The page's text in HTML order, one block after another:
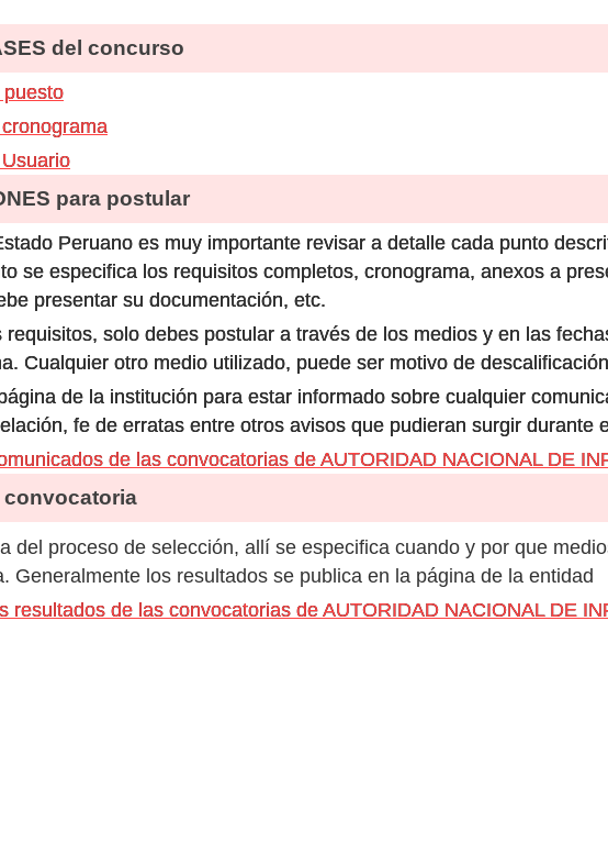
del concurso
para postular
Peruano es muy importante revisar a detalle cada punto
se especifica los requisitos completos, cronograma, anexos a
presentar su documentación, etc.
requisitos, solo debes postular a través de los medios y en las
Cualquier otro medio utilizado, puede ser motivo de
de la institución para estar informado sobre cualquier
fe de erratas entre otros avisos que pudieran surgir durante
de las convocatorias de AUTORIDAD NACIONAL DE
convocatoria
del proceso de selección, allí se especifica cuando y por que
Generalmente los resultados se publica en la página de la entidad
resultados de las convocatorias de AUTORIDAD NACIONAL DE